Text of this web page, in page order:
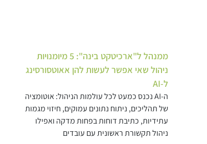
ממנהל ל"ארכיטקט בינה": 5 מיומנויות
ניהול שאי אפשר לעשות להן אאוטסורסינג
ל-AI
ה-AI נכנס כמעט לכל עולמות הניהול: אוטומציה
של תהליכים, ניתוח נתונים עמוקים, חיזוי מגמות
עתידיות, כתיבת דוחות בפחות מדקה ואפילו
ניהול תקשורת ראשונית עם עובדים